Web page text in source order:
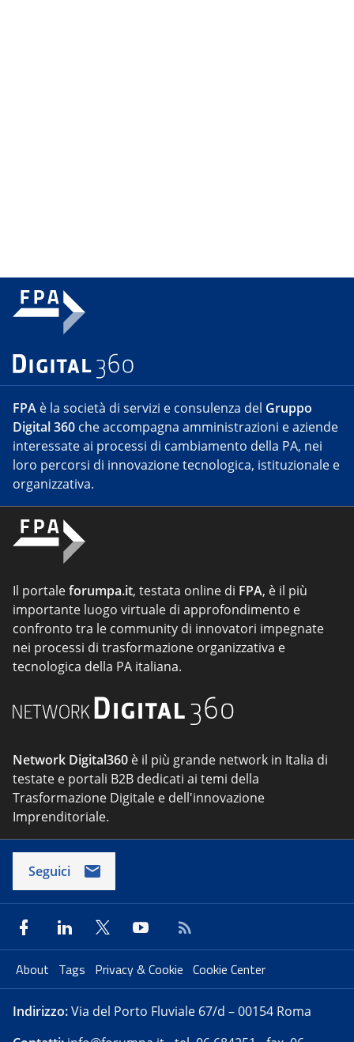
FPA è la società di servizi e consulenza del Gruppo
Digital 360 che accompagna amministrazioni e aziende
interessate ai processi di cambiamento della PA, nei
loro percorsi di innovazione tecnologica, istituzionale e
organizzativa.
Il portaleforumpa.it, testata online di FPA, è il più
importante luogo virtuale di approfondimento e
confronto tra le community di innovatori impegnate
nei processi di trasformazione organizzativa e
tecnologica della PA italiana.
Network Digital360 è il più grande network in Italia di
testate e portali B2B dedicati ai temi della
Trasformazione Digitale e dell'innovazione
Imprenditoriale.
Seguici
About Tags Privacy & Cookie Cookie Center
Indirizzo:Via del Porto Fluviale 67/d – 00154 Roma